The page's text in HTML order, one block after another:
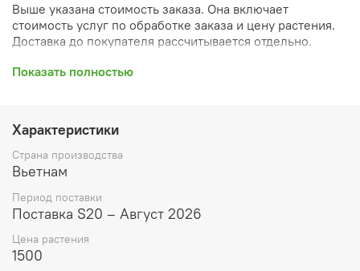
Выше указана стоимость заказа. Она включает
стоимость услуг по обработке заказа и цену растения.
Доставка до покупателя рассчитывается отдельно.
После оформления заказа вы получите его
скидки, уточнен способ доставки, сделано
бронирование и т.д.). Затем вам будут высланы
согласованные счета со ссылками на оплату услуг и
Внимание: фото в каталоге демонстрирует сорт, а не
растение, которое вы получите. Растения приезжают в
размере, указанном в карточке товара ниже.
Показать полностью
Характеристики
Страна производства
Вьетнам
Период поставки
Поставка S20 – Август 2026
Цена растения
1500